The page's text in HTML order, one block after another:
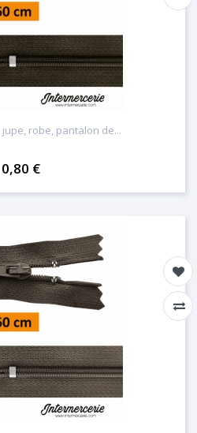
robe, pantalon de...
0,80 €